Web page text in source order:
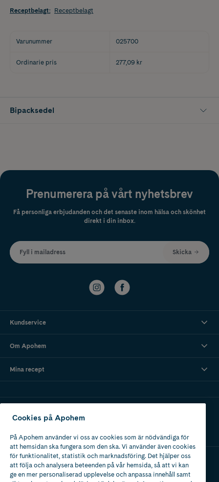
Receptbelagt: Receptbelagt
Varunummer 025700
Ordinarie pris 277,09 kr
Bipacksedel
Prenumerera på vårt nyhetsbrev
Få personliga erbjudanden och det senaste inom hälsa och skönhet
direkt i din inbox.
Fyll i mailadress Skicka
Kundservice
Om Apohem
Mina recept
Apotek med tillstånd
av Läkemedelsverket
Cookies på Apohem
På Apohem använder vi oss av cookies som är nödvändiga för
att hemsidan ska fungera som den ska. Vi använder även cookies
för funktionalitet, statistik och marknadsföring. Det hjälper oss
att följa och analysera beteenden på vår hemsida, så att vi kan
ge en mer personaliserad upplevelse och anpassa innehåll samt